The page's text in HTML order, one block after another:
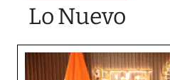
Lo Nuevo